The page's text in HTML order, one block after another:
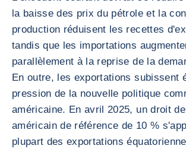
la baisse des prix du pétrole et la
production réduisent les recettes
tandis que les importations
parallèlement à la reprise de la
En outre, les exportations subissent
pression de la nouvelle politique
américaine. En avril 2025, un droit
américain de référence de 10 %
plupart des exportations